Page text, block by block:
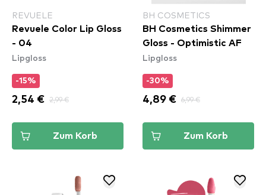
REVUELE
Revuele Color Lip Gloss
- 04
Lipgloss
-15%
2,54 € 2,99 €
Zum Korb
BH COSMETICS
BH Cosmetics Shimmer
Gloss - Optimistic AF
Lipgloss
-30%
4,89 € 6,99 €
Zum Korb